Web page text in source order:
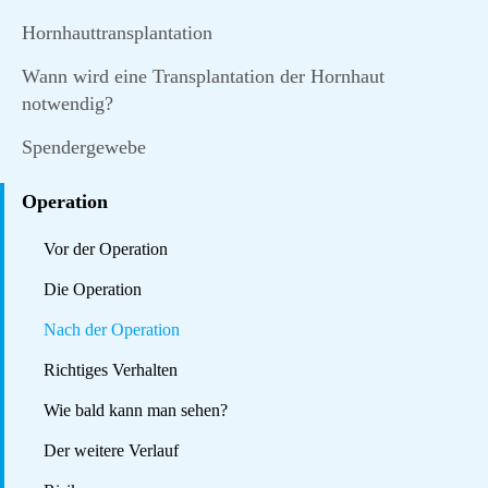
Hornhauttransplantation
Wann wird eine Transplantation der Hornhaut
notwendig?
Spendergewebe
Operation
Vor der Operation
Die Operation
Nach der Operation
Richtiges Verhalten
Wie bald kann man sehen?
Der weitere Verlauf